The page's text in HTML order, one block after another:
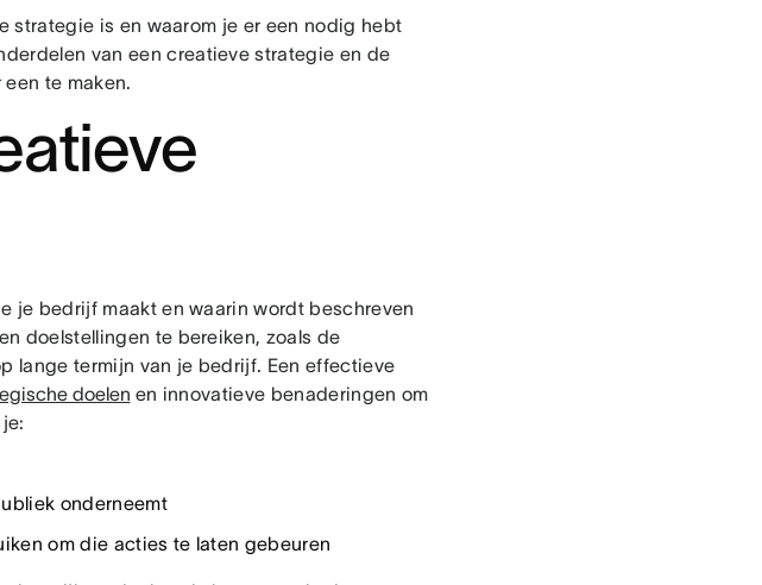
strategie is en waarom je er een nodig hebt
van een creatieve strategie en de
te maken.
je bedrijf maakt en waarin wordt beschreven
doelstellingen te bereiken, zoals de
lange termijn van je bedrijf. Een effectieve
doelen en innovatieve benaderingen om
onderneemt
om die acties te laten gebeuren